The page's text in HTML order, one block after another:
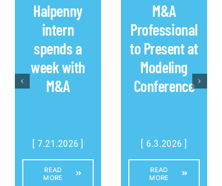
Halpenny
intern
spends a
week with
M&A
[ 7.21.2026 ]
READ
MORE
M&A
Professional
to Present at
Modeling
Conference
[ 6.3.2026 ]
READ
MORE